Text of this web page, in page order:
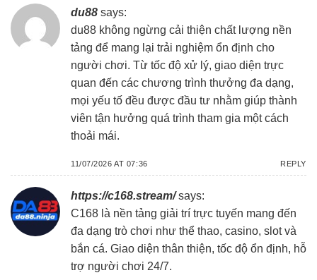
du88 says:
du88 không ngừng cải thiện chất lượng nền
tảng để mang lại trải nghiệm ổn định cho
người chơi. Từ tốc độ xử lý, giao diện trực
quan đến các chương trình thưởng đa dạng,
mọi yếu tố đều được đầu tư nhằm giúp thành
viên tận hưởng quá trình tham gia một cách
thoải mái.
11/07/2026 AT 07:36 REPLY
https://c168.stream/ says:
C168 là nền tảng giải trí trực tuyến mang đến
đa dạng trò chơi như thể thao, casino, slot và
bắn cá. Giao diện thân thiện, tốc độ ổn định, hỗ
trợ người chơi 24/7.